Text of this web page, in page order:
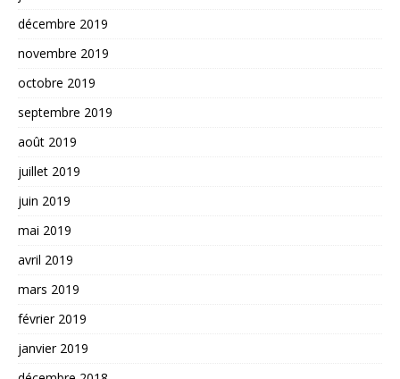
décembre 2019
novembre 2019
octobre 2019
septembre 2019
août 2019
juillet 2019
juin 2019
mai 2019
avril 2019
mars 2019
février 2019
janvier 2019